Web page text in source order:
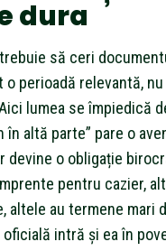
dura
să ceri
o perioadă relevantă,
lumea se împiedică
în altă parte” pare o
devine o obligație
pentru cazier,
altele au termene mari
intră și ea în